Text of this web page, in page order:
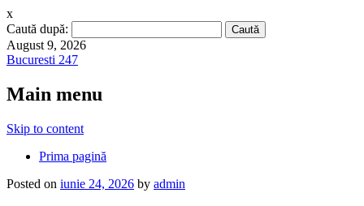
x
Caută după:
August 9, 2026
Bucuresti 247
Main menu
Skip to content
Prima pagină
Posted on iunie 24, 2026 by admin